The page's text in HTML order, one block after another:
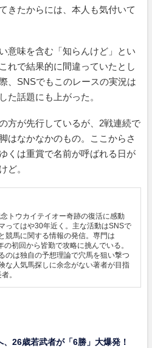
きたからには、本人も気付いて
意味を含む「知らんけど」とい
れで結果的に間違っていたとし
、SNSでもこのレースの実況は
た話題にも上がった。
方が先行しているが、2戦連続で
はなかなかのもの。ここからさ
くは重賞で名前が呼ばれる日が
ど。
トウカイテイオー奇跡の復活に感動
ってはや30年近く。主な活動はSNSで
競馬に関する情報の発信。専門は
の初回から皆勤で攻略に挑んでいる。
のは独自の予想理論で穴馬を狙い撃つ
な人気馬探しに余念がない著者が目指
。
26歳若武者が「6勝」大爆発！